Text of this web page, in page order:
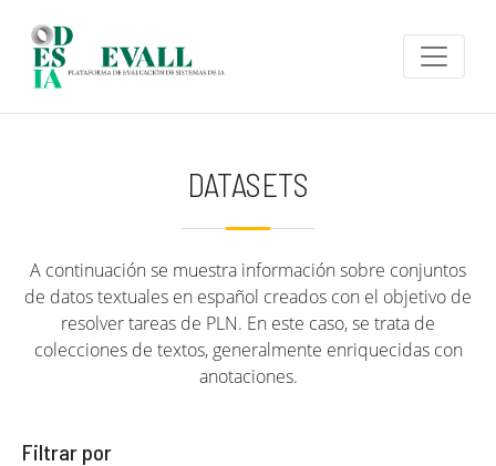
DATASETS
A continuación se muestra información sobre conjuntos
de datos textuales en español creados con el objetivo de
resolver tareas de PLN. En este caso, se trata de
colecciones de textos, generalmente enriquecidas con
anotaciones.
Filtrar por